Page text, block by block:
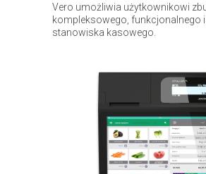
Vero umożliwia użytkownikowi
kompleksowego, funkcjonalnego
stanowiska kasowego.